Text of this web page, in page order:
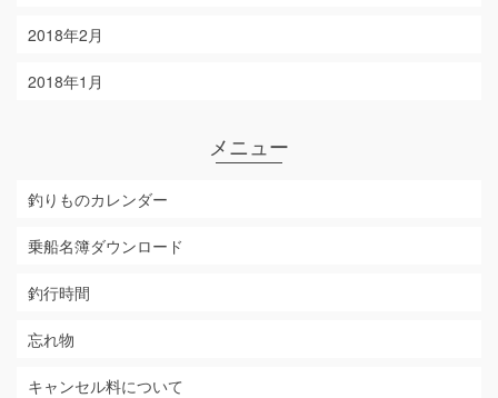
2018年2月
2018年1月
メニュー
釣りものカレンダー
乗船名簿ダウンロード
釣行時間
忘れ物
キャンセル料について